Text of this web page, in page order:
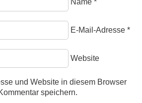
Name *
E-Mail-Adresse *
Website
und Website in diesem Browser
speichern.